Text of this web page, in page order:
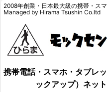
2008年創業・日本最大級の携帯・ス
Managed by Hirama Tsushin Co.ltd
携帯電話・スマホ・タブレ
ックアップ）ネッ